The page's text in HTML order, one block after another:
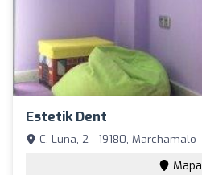
Estetik Dent
C. Luna, 2 - 19180, Marchamalo
Mapa